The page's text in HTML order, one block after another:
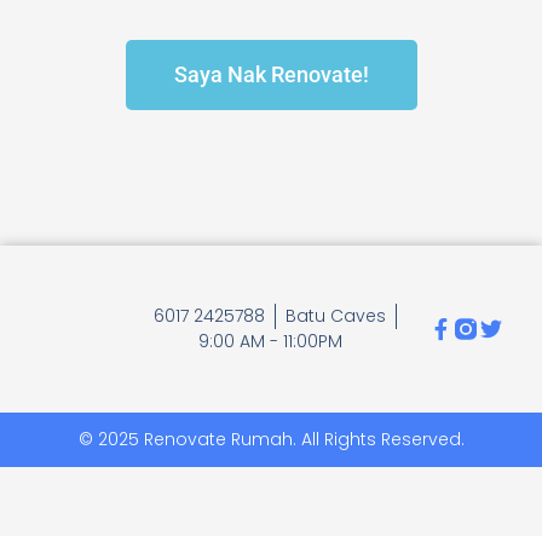
Saya Nak Renovate!
6017 2425788
Batu Caves
9:00 AM - 11:00PM
© 2025 Renovate Rumah. All Rights Reserved.